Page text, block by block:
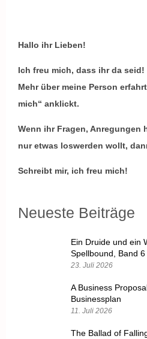
Hallo ihr Lieben!
Ich freu mich, dass ihr da seid!
Mehr über meine Person
mich“ anklickt.
Wenn ihr Fragen, Anregungen
nur etwas loswerden wollt,
Schreibt mir, ich freu mich!
Neueste Beiträge
Ein Druide und ein
Spellbound, Band 6
23. Juli 2026
A Business
Businessplan
11. Juli 2026
The Ballad of